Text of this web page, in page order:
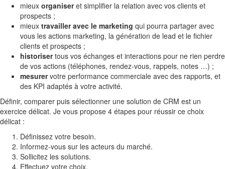
mieux organiseret simplifier la relation avec vos clients et
prospects ;
mieux travailler avec le marketing qui pourra partager avec
vous les actions marketing, la génération de lead et le fichier
clients et prospects ;
historisertous vos échanges et interactions pour ne rien perdre
de vos actions (téléphones, rendez-vous, rappels, notes …) ;
mesurervotre performance commerciale avec des rapports, et
des KPI adaptés à votre activité.
Définir, comparer puis sélectionner une solution de CRM est un
exercice délicat. Je vous propose 4 étapes pour réussir ce choix
délicat :
Définissez votre besoin.
Informez-vous sur les acteurs du marché.
Sollicitez les solutions.
Effectuez votre choix.